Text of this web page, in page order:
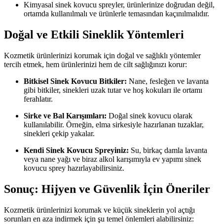
Kimyasal sinek kovucu spreyler, ürünlerinize doğrudan değil,
ortamda kullanılmalı ve ürünlerle temasından kaçınılmalıdır.
Doğal ve Etkili Sineklik Yöntemleri
Kozmetik ürünlerinizi korumak için doğal ve sağlıklı yöntemler
tercih etmek, hem ürünlerinizi hem de cilt sağlığınızı korur:
Bitkisel Sinek Kovucu Bitkiler: Nane, fesleğen ve lavanta
gibi bitkiler, sinekleri uzak tutar ve hoş kokuları ile ortamı
ferahlatır.
Sirke ve Bal Karışımları: Doğal sinek kovucu olarak
kullanılabilir. Örneğin, elma sirkesiyle hazırlanan tuzaklar,
sinekleri çekip yakalar.
Kendi Sinek Kovucu Spreyiniz: Su, birkaç damla lavanta
veya nane yağı ve biraz alkol karışımıyla ev yapımı sinek
kovucu sprey hazırlayabilirsiniz.
Sonuç: Hijyen ve Güvenlik İçin Öneriler
Kozmetik ürünlerinizi korumak ve küçük sineklerin yol açtığı
sorunları en aza indirmek için şu temel önlemleri alabilirsiniz: